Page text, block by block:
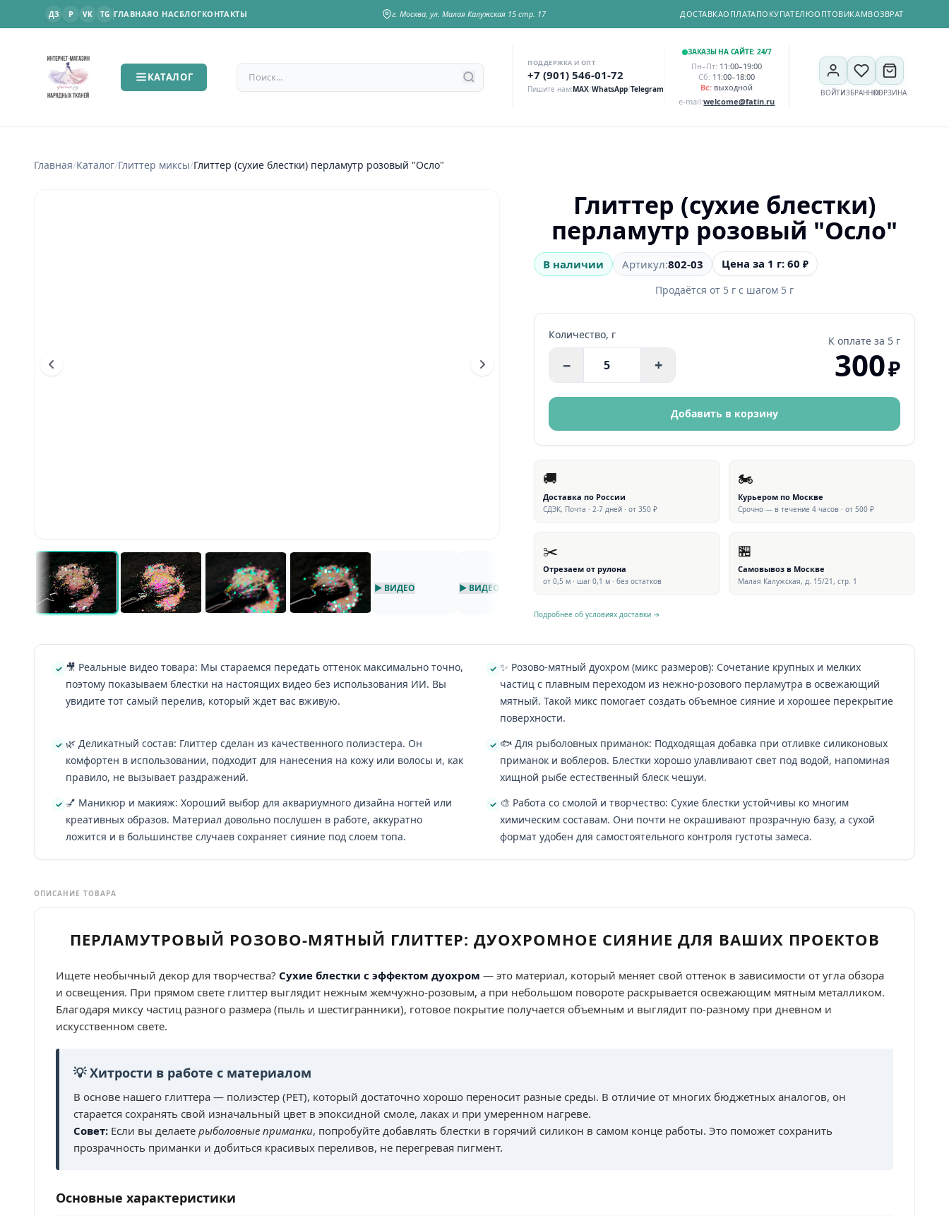
ДЗ P VK TG ГЛАВНАЯО НАСБЛОГКОНТАКТЫ г. Москва, ул. Малая Калужская 15 стр. 17 ДОСТАВКАОПЛАТАПОКУПАТЕЛЮОПТОВИКАМВОЗВРАТ
КАТАЛОГ Поиск по сайту ПОДДЕРЖКА И ОПТ
+7 (901) 546-01-72
Пишите нам:MAX/WhatsApp/Telegram
ЗАКАЗЫ НА САЙТЕ: 24/7
Пн–Пт: 11:00–19:00
Сб: 11:00–18:00
Вс: выходной
e-mail:welcome@fatin.ru
ВОЙТИИЗБРАННОЕКОРЗИНА
Главная/Каталог/Глиттер миксы/ Глиттер (сухие блестки) перламутр розовый "Осло"
▶ ВИДЕО ▶ ВИДЕО ▶ ВИДЕО ▶ ВИДЕО
Глиттер (сухие блестки)
перламутр розовый "Осло"
В наличии Артикул:802-03 Цена за 1 г: 60 ₽
Продаётся от 5 г с шагом 5 г
Количество, г
− +
К оплате за 5 г
300₽
Добавить в корзину
🚚
Доставка по России
СДЭК, Почта · 2-7 дней · от 350 ₽
🏍
Курьером по Москве
Срочно — в течение 4 часов · от 500 ₽
✂️
Отрезаем от рулона
от 0,5 м · шаг 0,1 м · без остатков
🏪
Самовывоз в Москве
Малая Калужская, д. 15/21, стр. 1
Подробнее об условиях доставки →
🎥 Реальные видео товара: Мы стараемся передать оттенок максимально точно,
поэтому показываем блестки на настоящих видео без использования ИИ. Вы
увидите тот самый перелив, который ждет вас вживую.
✨ Розово-мятный дуохром (микс размеров): Сочетание крупных и мелких
частиц с плавным переходом из нежно-розового перламутра в освежающий
мятный. Такой микс помогает создать объемное сияние и хорошее перекрытие
поверхности.
🌿 Деликатный состав: Глиттер сделан из качественного полиэстера. Он
комфортен в использовании, подходит для нанесения на кожу или волосы и, как
правило, не вызывает раздражений.
🐟 Для рыболовных приманок: Подходящая добавка при отливке силиконовых
приманок и воблеров. Блестки хорошо улавливают свет под водой, напоминая
хищной рыбе естественный блеск чешуи.
💅 Маникюр и макияж: Хороший выбор для аквариумного дизайна ногтей или
креативных образов. Материал довольно послушен в работе, аккуратно
ложится и в большинстве случаев сохраняет сияние под слоем топа.
🎨 Работа со смолой и творчество: Сухие блестки устойчивы ко многим
химическим составам. Они почти не окрашивают прозрачную базу, а сухой
формат удобен для самостоятельного контроля густоты замеса.
ОПИСАНИЕ ТОВАРА
ПЕРЛАМУТРОВЫЙ РОЗОВО-МЯТНЫЙ ГЛИТТЕР: ДУОХРОМНОЕ СИЯНИЕ ДЛЯ ВАШИХ ПРОЕКТОВ
Ищете необычный декор для творчества? Сухие блестки с эффектом дуохром — это материал, который меняет свой оттенок в зависимости от угла обзора
и освещения. При прямом свете глиттер выглядит нежным жемчужно-розовым, а при небольшом повороте раскрывается освежающим мятным металликом.
Благодаря миксу частиц разного размера (пыль и шестигранники), готовое покрытие получается объемным и выглядит по-разному при дневном и
искусственном свете.
💡 Хитрости в работе с материалом
В основе нашего глиттера — полиэстер (PET), который достаточно хорошо переносит разные среды. В отличие от многих бюджетных аналогов, он
старается сохранять свой изначальный цвет в эпоксидной смоле, лаках и при умеренном нагреве.
Совет: Если вы делаете рыболовные приманки, попробуйте добавлять блестки в горячий силикон в самом конце работы. Это поможет сохранить
прозрачность приманки и добиться красивых переливов, не перегревая пигмент.
Основные характеристики